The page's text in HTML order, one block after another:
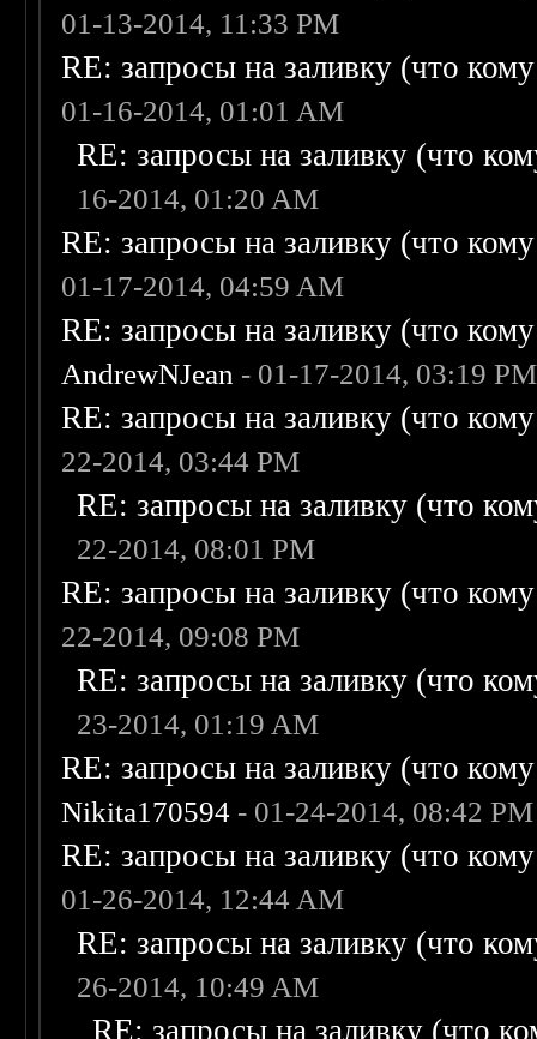
01-13-2014, 11:33 PM
RE: запросы на заливку (что
01-16-2014, 01:01 AM
RE: запросы на заливку (что
16-2014, 01:20 AM
RE: запросы на заливку (что
01-17-2014, 04:59 AM
RE: запросы на заливку (что
AndrewNJean - 01-17-2014, 03:19 PM
RE: запросы на заливку (что
22-2014, 03:44 PM
RE: запросы на заливку (что
22-2014, 08:01 PM
RE: запросы на заливку (что
22-2014, 09:08 PM
RE: запросы на заливку (что
23-2014, 01:19 AM
RE: запросы на заливку (что
Nikita170594 - 01-24-2014, 08:42 PM
RE: запросы на заливку (что
01-26-2014, 12:44 AM
RE: запросы на заливку (что
26-2014, 10:49 AM
RE: запросы на заливку (что